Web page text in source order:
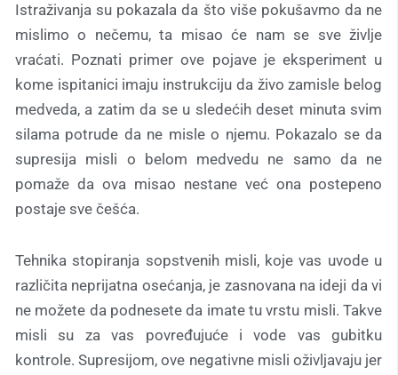
Istraživanja su pokazala da što više pokušavmo da ne
mislimo o nečemu, ta misao će nam se sve življe
vraćati. Poznati primer ove pojave je eksperiment u
kome ispitanici imaju instrukciju da živo zamisle belog
medveda, a zatim da se u sledećih deset minuta svim
silama potrude da ne misle o njemu. Pokazalo se da
supresija misli o belom medvedu ne samo da ne
pomaže da ova misao nestane već ona postepeno
postaje sve češća.
Tehnika stopiranja sopstvenih misli, koje vas uvode u
različita neprijatna osećanja, je zasnovana na ideji da vi
ne možete da podnesete da imate tu vrstu misli. Takve
misli su za vas povređujuće i vode vas gubitku
kontrole. Supresijom, ove negativne misli oživljavaju jer